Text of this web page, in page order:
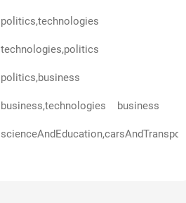
politics,technologies
technologies,politics
politics,business
business,technologies business
scienceAndEducation,carsAndTransport